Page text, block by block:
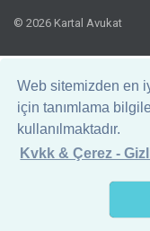
Web sitemizden en
için tanımlama
kullanılmaktadır.
Kvkk & Çerez -
© 2026 Kartal Avukat